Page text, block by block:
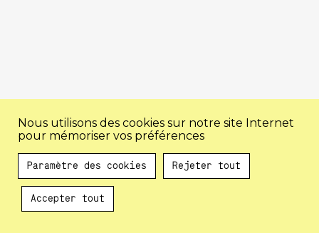
Au programme !
Nous utilisons des cookies sur notre site Internet
pour mémoriser vos préférences
Paramètre des cookies Rejeter tout
Accepter tout